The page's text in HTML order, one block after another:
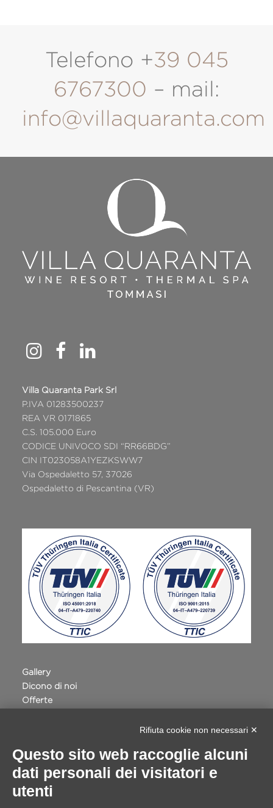
Telefono +39 045
6767300 – mail:
info@villaquaranta.com
Villa Quaranta Park Srl
P.IVA 01283500237
REA VR 0171865
C.S. 105.000 Euro
CODICE UNIVOCO SDI “RR66BDG”
CIN IT023058A1YEZKSWW7
Via Ospedaletto 57, 37026
Ospedaletto di Pescantina (VR)
Gallery
Dicono di noi
Offerte
Progetto Safe Routes Regione Veneto
VILLA QUARANTA - INTERVENTI DIGITALI
Whistleblowing
Cookie Setting
Rifiuta cookie non necessari ✕
Questo sito web raccoglie alcuni
dati personali dei visitatori e
utenti